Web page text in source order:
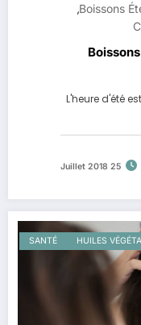
Boissons
,
3
L'heure d'été
25 Juillet 2018
HUILES
SANTÉ